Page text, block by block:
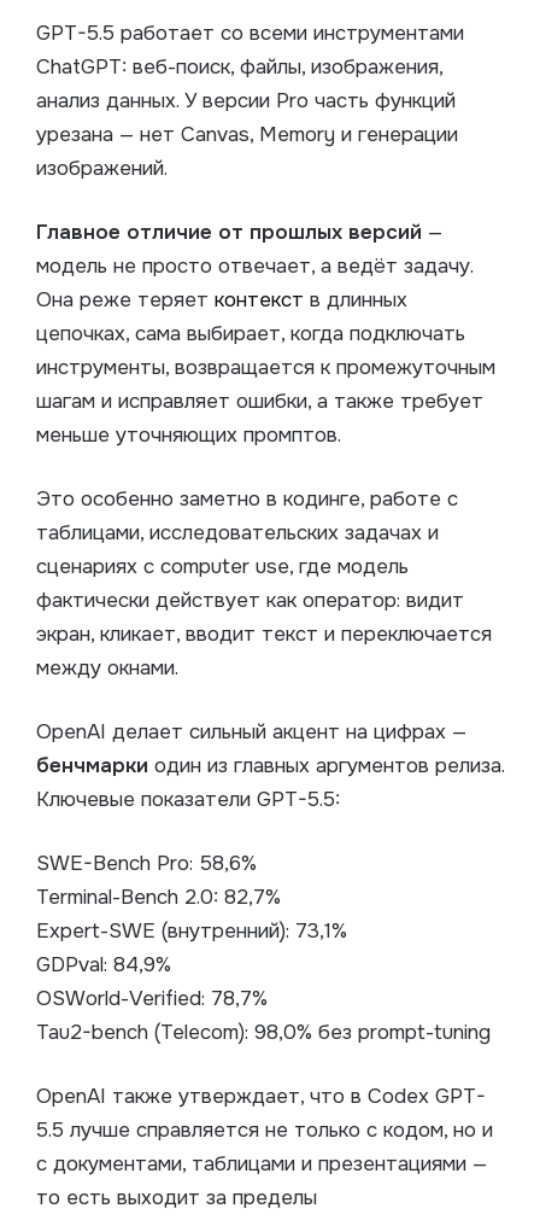
GPT-5.5 работает со всеми инструментами
ChatGPT: веб-поиск, файлы, изображения,
анализ данных. У версии Pro часть функций
урезана — нет Canvas, Memory и генерации
изображений.
Главное отличие от прошлых версий —
модель не просто отвечает, а ведёт задачу.
Она реже теряет контекст в длинных
цепочках, сама выбирает, когда подключать
инструменты, возвращается к промежуточным
шагам и исправляет ошибки, а также требует
меньше уточняющих промптов.
Это особенно заметно в кодинге, работе с
таблицами, исследовательских задачах и
сценариях с computer use, где модель
фактически действует как оператор: видит
экран, кликает, вводит текст и переключается
между окнами.
OpenAI делает сильный акцент на цифрах —
бенчмарки один из главных аргументов релиза.
Ключевые показатели GPT-5.5:
SWE-Bench Pro: 58,6%
Terminal-Bench 2.0: 82,7%
Expert-SWE (внутренний): 73,1%
GDPval: 84,9%
OSWorld-Verified: 78,7%
Tau2-bench (Telecom): 98,0% без prompt-tuning
OpenAI также утверждает, что в Codex GPT-
5.5 лучше справляется не только с кодом, но и
с документами, таблицами и презентациями —
то есть выходит за пределы